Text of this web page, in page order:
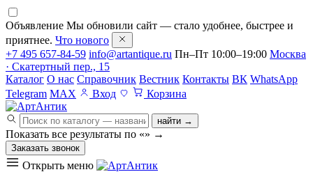
Объявление Мы обновили сайт — стало удобнее, быстрее и
приятнее. Что нового
+7 495 657-84-59 info@artantique.ru Пн–Пт 10:00–19:00 Москва
· Скатертный пер., 15
Каталог О нас Справочник Вестник Контакты ВК WhatsApp
Telegram MAX Вход Корзина
найти →
Показать все результаты по «» →
Заказать звонок
Открыть меню